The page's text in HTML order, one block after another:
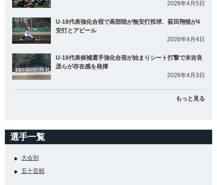
2026年4月5日
U-18代表強化合宿で高部陸が無安打投球、荻田翔惺が4
安打とアピール
2026年4月4日
U-18代表候補選手強化合宿が始まりシート打撃で末吉良
丞らが存在感を発揮
2026年4月3日
もっと見る
選手一覧
大会別
五十音順